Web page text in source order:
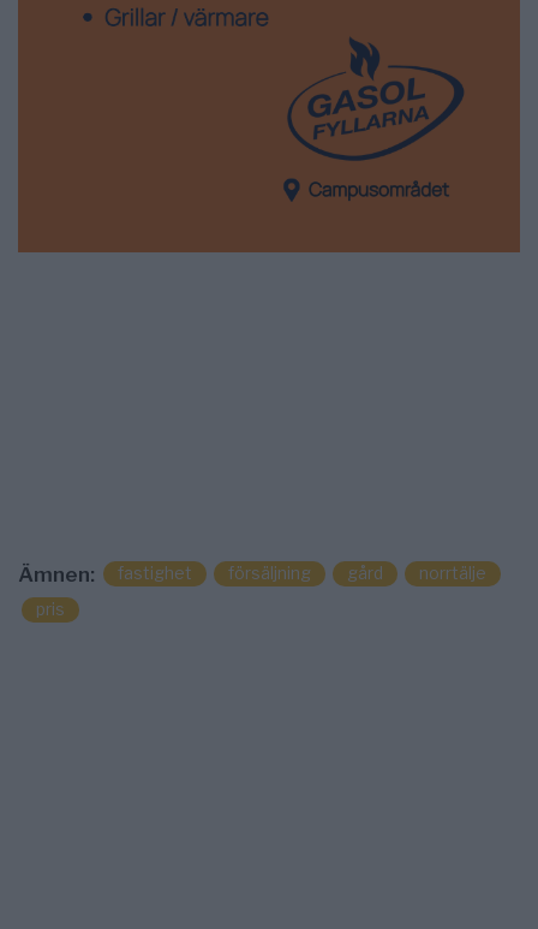
Ämnen: fastighet försäljning gård
norrtälje
pris